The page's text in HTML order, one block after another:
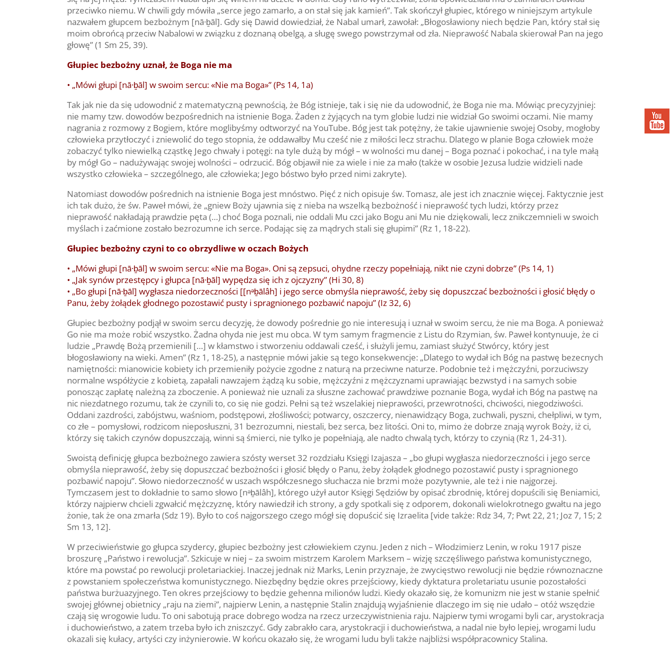
przeciwko niemu. W chwili gdy mówiła „serce jego zamarło, a on stał się jak kamień”. Tak skończył głupiec, którego w niniejszym artykule
nazwałem głupcem bezbożnym [nā·ḇāl]. Gdy się Dawid dowiedział, że Nabal umarł, zawołał: „Błogosławiony niech będzie Pan, który stał się
moim obrońcą przeciw Nabalowi w związku z doznaną obelgą, a sługę swego powstrzymał od zła. Nieprawość Nabala skierował Pan na jego
głowę” (1 Sm 25, 39).
Głupiec bezbożny uznał, że Boga nie ma
• „Mówi głupi [nā·ḇāl] w swoim sercu: «Nie ma Boga»” (Ps 14, 1a)
Tak jak nie da się udowodnić z matematyczną pewnością, że Bóg istnieje, tak i się nie da udowodnić, że Boga nie ma. Mówiąc precyzyjniej:
nie mamy tzw. dowodów bezpośrednich na istnienie Boga. Żaden z żyjących na tym globie ludzi nie widział Go swoimi oczami. Nie mamy
nagrania z rozmowy z Bogiem, które moglibyśmy odtworzyć na YouTube. Bóg jest tak potężny, że takie ujawnienie swojej Osoby, mogłoby
człowieka przytłoczyć i zniewolić do tego stopnia, że oddawałby Mu cześć nie z miłości lecz strachu. Dlatego w planie Boga człowiek może
zobaczyć tylko niewielką cząstkę Jego chwały i potęgi: na tyle dużą by mógł – w wolności mu danej – Boga poznać i pokochać, i na tyle małą
by mógł Go – nadużywając swojej wolności – odrzucić. Bóg objawił nie za wiele i nie za mało (także w osobie Jezusa ludzie widzieli nade
wszystko człowieka – szczególnego, ale człowieka; Jego bóstwo było przed nimi zakryte).
Natomiast dowodów pośrednich na istnienie Boga jest mnóstwo. Pięć z nich opisuje św. Tomasz, ale jest ich znacznie więcej. Faktycznie jest
ich tak dużo, że św. Paweł mówi, że „gniew Boży ujawnia się z nieba na wszelką bezbożność i nieprawość tych ludzi, którzy przez
nieprawość nakładają prawdzie pęta (…) choć Boga poznali, nie oddali Mu czci jako Bogu ani Mu nie dziękowali, lecz znikczemnieli w swoich
myślach i zaćmione zostało bezrozumne ich serce. Podając się za mądrych stali się głupimi” (Rz 1, 18-22).
Głupiec bezbożny czyni to co obrzydliwe w oczach Bożych
• „Mówi głupi [nā·ḇāl] w swoim sercu: «Nie ma Boga». Oni są zepsuci, ohydne rzeczy popełniają, nikt nie czyni dobrze” (Ps 14, 1)
• „Jak synów przestępcy i głupca [nā·ḇāl] wypędza się ich z ojczyzny” (Hi 30, 8)
• „Bo głupi [nā·ḇāl] wygłasza niedorzeczności [[nᵊḇālâh] i jego serce obmyśla nieprawość, żeby się dopuszczać bezbożności i głosić błędy o
Panu, żeby żołądek głodnego pozostawić pusty i spragnionego pozbawić napoju” (Iz 32, 6)
Głupiec bezbożny podjął w swoim sercu decyzję, że dowody pośrednie go nie interesują i uznał w swoim sercu, że nie ma Boga. A ponieważ
Go nie ma może robić wszystko. Żadna ohyda nie jest mu obca. W tym samym fragmencie z Listu do Rzymian, św. Paweł kontynuuje, że ci
ludzie „Prawdę Bożą przemienili […] w kłamstwo i stworzeniu oddawali cześć, i służyli jemu, zamiast służyć Stwórcy, który jest
błogosławiony na wieki. Amen” (Rz 1, 18-25), a następnie mówi jakie są tego konsekwencje: „Dlatego to wydał ich Bóg na pastwę bezecnych
namiętności: mianowicie kobiety ich przemieniły pożycie zgodne z naturą na przeciwne naturze. Podobnie też i mężczyźni, porzuciwszy
normalne współżycie z kobietą, zapałali nawzajem żądzą ku sobie, mężczyźni z mężczyznami uprawiając bezwstyd i na samych sobie
ponosząc zapłatę należną za zboczenie. A ponieważ nie uznali za słuszne zachować prawdziwe poznanie Boga, wydał ich Bóg na pastwę na
nic niezdatnego rozumu, tak że czynili to, co się nie godzi. Pełni są też wszelakiej nieprawości, przewrotności, chciwości, niegodziwości.
Oddani zazdrości, zabójstwu, waśniom, podstępowi, złośliwości; potwarcy, oszczercy, nienawidzący Boga, zuchwali, pyszni, chełpliwi, w tym,
co złe – pomysłowi, rodzicom nieposłuszni, 31 bezrozumni, niestali, bez serca, bez litości. Oni to, mimo że dobrze znają wyrok Boży, iż ci,
którzy się takich czynów dopuszczają, winni są śmierci, nie tylko je popełniają, ale nadto chwalą tych, którzy to czynią (Rz 1, 24-31).
Swoistą definicję głupca bezbożnego zawiera szósty werset 32 rozdziału Księgi Izajasza – „bo głupi wygłasza niedorzeczności i jego serce
obmyśla nieprawość, żeby się dopuszczać bezbożności i głosić błędy o Panu, żeby żołądek głodnego pozostawić pusty i spragnionego
pozbawić napoju”. Słowo niedorzeczność w uszach współczesnego słuchacza nie brzmi może pozytywnie, ale też i nie najgorzej.
Tymczasem jest to dokładnie to samo słowo [nᵊḇālâh], którego użył autor Księgi Sędziów by opisać zbrodnię, której dopuścili się Beniamici,
którzy najpierw chcieli zgwałcić mężczyznę, który nawiedził ich strony, a gdy spotkali się z odporem, dokonali wielokrotnego gwałtu na jego
żonie, tak że ona zmarła (Sdz 19). Było to coś najgorszego czego mógł się dopuścić się Izraelita [vide także: Rdz 34, 7; Pwt 22, 21; Joz 7, 15; 2
Sm 13, 12].
W przeciwieństwie go głupca szydercy, głupiec bezbożny jest człowiekiem czynu. Jeden z nich – Włodzimierz Lenin, w roku 1917 pisze
broszurę „Państwo i rewolucja”. Szkicuje w niej – za swoim mistrzem Karolem Marksem – wizję szczęśliwego państwa komunistycznego,
które ma powstać po rewolucji proletariackiej. Inaczej jednak niż Marks, Lenin przyznaje, że zwycięstwo rewolucji nie będzie równoznaczne
z powstaniem społeczeństwa komunistycznego. Niezbędny będzie okres przejściowy, kiedy dyktatura proletariatu usunie pozostałości
państwa burżuazyjnego. Ten okres przejściowy to będzie gehenna milionów ludzi. Kiedy okazało się, że komunizm nie jest w stanie spełnić
swojej głównej obietnicy „raju na ziemi”, najpierw Lenin, a następnie Stalin znajdują wyjaśnienie dlaczego im się nie udało – otóż wszędzie
czają się wrogowie ludu. To oni sabotują prace dobrego wodza na rzecz urzeczywistnienia raju. Najpierw tymi wrogami byli car, arystokracja
i duchowieństwo, a zatem trzeba było ich zniszczyć. Gdy zabrakło cara, arystokracji i duchowieństwa, a nadal nie było lepiej, wrogami ludu
okazali się kułacy, artyści czy inżynierowie. W końcu okazało się, że wrogami ludu byli także najbliżsi współpracownicy Stalina.